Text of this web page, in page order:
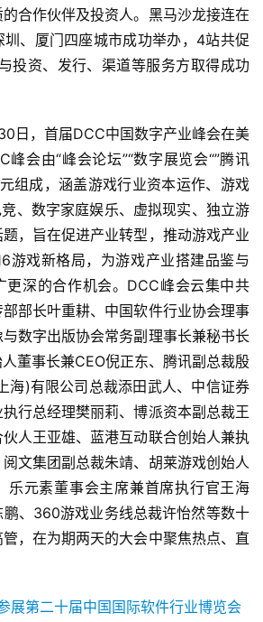
合作伙伴及投资人。黑马沙龙接连在
、厦门四座城市成功举办，4站共促
投资、发行、渠道等服务方取得成功
，首届DCC中国数字产业峰会在美
会由“峰会论坛”“数字展览会“”腾讯
组成，涵盖游戏行业资本运作、游戏
、数字家庭娱乐、虚拟现实、独立游
，旨在促进产业转型，推动游戏产业
游戏新格局，为游戏产业搭建品鉴与
更深的合作机会。DCC峰会云集中共
部长叶重耕、中国软件行业协会理事
数字出版协会常务副理事长兼秘书长
董事长兼CEO倪正东、腾讯副总裁殷
海)有限公司总裁添田武人、中信证券
行总经理樊丽莉、博派资本副总裁王
人王亚雄、蓝港互动联合创始人兼执
文集团副总裁朱靖、胡莱游戏创始人
乐元素董事会主席兼首席执行官王海
、360游戏业务线总裁许怡然等数十
，在为期两天的大会中聚焦热点、直